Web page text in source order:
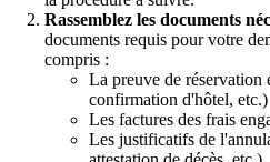
Rassemblez les documents
documents requis pour votre
compris :
La preuve de réservation
confirmation d'hôtel, etc.)
Les factures des frais
Les justificatifs de